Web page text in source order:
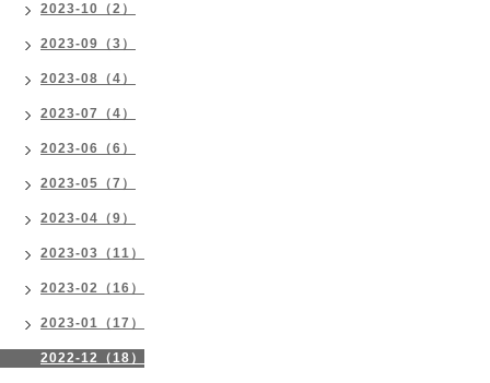
2023-10（2）
2023-09（3）
2023-08（4）
2023-07（4）
2023-06（6）
2023-05（7）
2023-04（9）
2023-03（11）
2023-02（16）
2023-01（17）
2022-12（18）